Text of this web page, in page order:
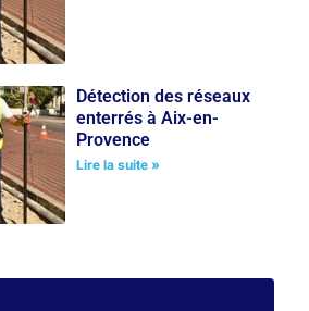
Détection des réseaux
enterrés à Aix-en-
Provence
Lire la suite »